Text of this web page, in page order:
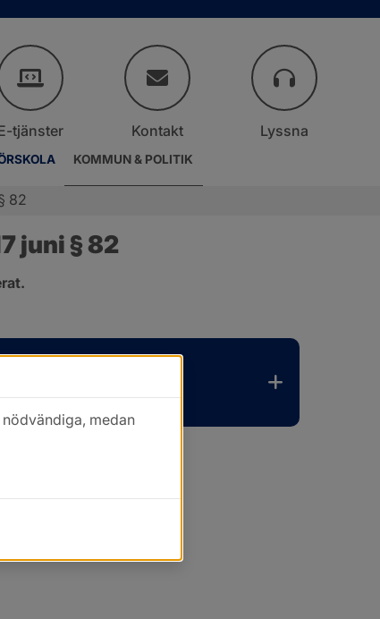
KOMMUN & POLITIK
tjänster Kontakt Lyssna
82
juni § 82
medan